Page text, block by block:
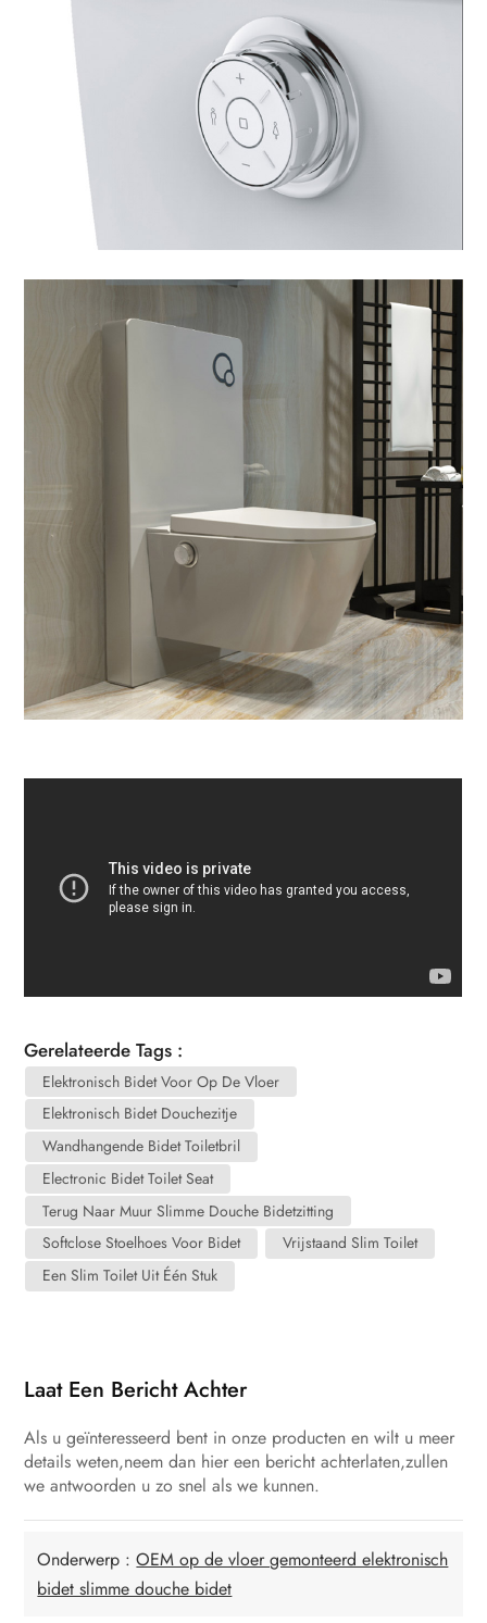
Gerelateerde Tags :
Elektronisch Bidet Voor Op De Vloer
Elektronisch Bidet Douchezitje
Wandhangende Bidet Toiletbril
Electronic Bidet Toilet Seat
Terug Naar Muur Slimme Douche Bidetzitting
Softclose Stoelhoes Voor Bidet
Vrijstaand Slim Toilet
Een Slim Toilet Uit Één Stuk
Laat Een Bericht Achter
Als u geïnteresseerd bent in onze producten en wilt u meer
details weten,neem dan hier een bericht achterlaten,zullen
we antwoorden u zo snel als we kunnen.
Onderwerp :OEM op de vloer gemonteerd elektronisch
bidet slimme douche bidet